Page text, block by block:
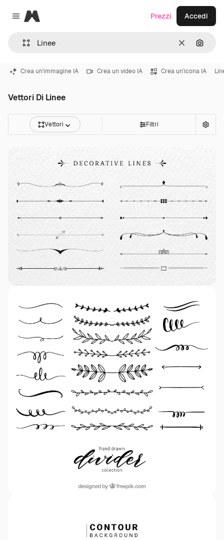
Close menu
Magnific
CancellaCerca
Prezzi Accedi
Crea un'immagine IA Crea un video IA Crea un'icona IA
Vettori Di Linee
Vettori Filtri